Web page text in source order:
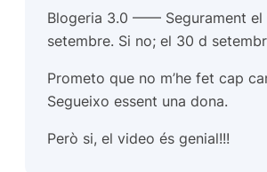
Blogeria 3.0 —— Segurament el
setembre. Si no; el 30 d
Prometo que no m’he fet cap
Segueixo essent una dona.
Però si, el video és genial!!!